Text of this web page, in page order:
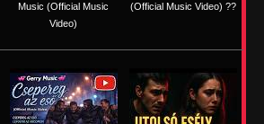
Music (Official Music
Video)
(Official Music Video) ??